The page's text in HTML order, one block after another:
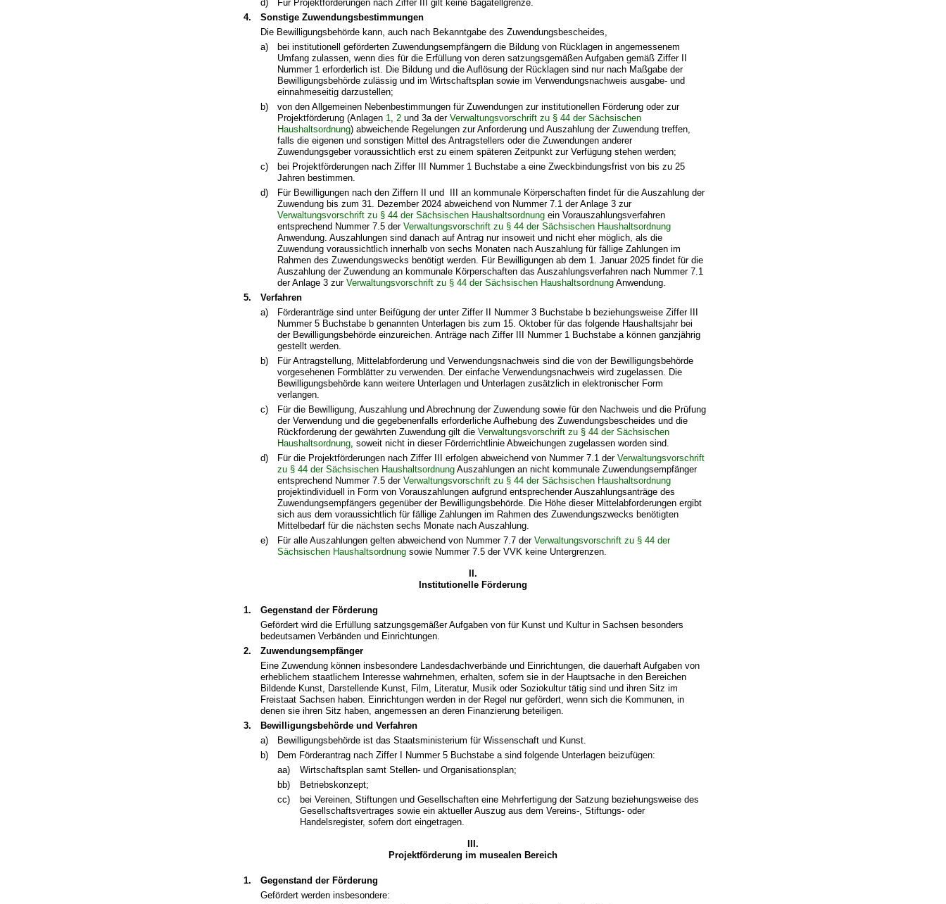
d)
Für Projektförderungen nach Ziffer III gilt keine Bagatellgrenze.
4.
Sonstige Zuwendungsbestimmungen
Die Bewilligungsbehörde kann, auch nach Bekanntgabe des Zuwendungsbescheides,
a)
bei institutionell geförderten Zuwendungsempfängern die Bildung von Rücklagen in angemessenem
Umfang zulassen, wenn dies für die Erfüllung von deren satzungsgemäßen Aufgaben gemäß Ziffer II
Nummer 1 erforderlich ist. Die Bildung und die Auflösung der Rücklagen sind nur nach Maßgabe der
Bewilligungsbehörde zulässig und im Wirtschaftsplan sowie im Verwendungsnachweis ausgabe- und
einnahmeseitig darzustellen;
b)
von den Allgemeinen Nebenbestimmungen für Zuwendungen zur institutionellen Förderung oder zur
Projektförderung (Anlagen 1,2 und 3a derVerwaltungsvorschrift zu § 44 der Sächsischen
Haushaltsordnung) abweichende Regelungen zur Anforderung und Auszahlung der Zuwendung treffen,
falls die eigenen und sonstigen Mittel des Antragstellers oder die Zuwendungen anderer
Zuwendungsgeber voraussichtlich erst zu einem späteren Zeitpunkt zur Verfügung stehen werden;
c)
bei Projektförderungen nach Ziffer III Nummer 1 Buchstabe a eine Zweckbindungsfrist von bis zu 25
Jahren bestimmen.
d)
Für Bewilligungen nach den Ziffern II und III an kommunale Körperschaften findet für die Auszahlung der
Zuwendung bis zum 31. Dezember 2024 abweichend von Nummer 7.1 der Anlage 3 zur
Verwaltungsvorschrift zu § 44 der Sächsischen Haushaltsordnung ein Vorauszahlungsverfahren
entsprechend Nummer 7.5 derVerwaltungsvorschrift zu § 44 der Sächsischen Haushaltsordnung
Anwendung. Auszahlungen sind danach auf Antrag nur insoweit und nicht eher möglich, als die
Zuwendung voraussichtlich innerhalb von sechs Monaten nach Auszahlung für fällige Zahlungen im
Rahmen des Zuwendungswecks benötigt werden. Für Bewilligungen ab dem 1. Januar 2025 findet für die
Auszahlung der Zuwendung an kommunale Körperschaften das Auszahlungsverfahren nach Nummer 7.1
der Anlage 3 zurVerwaltungsvorschrift zu § 44 der Sächsischen Haushaltsordnung Anwendung.
5.
Verfahren
a)
Förderanträge sind unter Beifügung der unter Ziffer II Nummer 3 Buchstabe b beziehungsweise Ziffer III
Nummer 5 Buchstabe b genannten Unterlagen bis zum 15. Oktober für das folgende Haushaltsjahr bei
der Bewilligungsbehörde einzureichen. Anträge nach Ziffer III Nummer 1 Buchstabe a können ganzjährig
gestellt werden.
b)
Für Antragstellung, Mittelabforderung und Verwendungsnachweis sind die von der Bewilligungsbehörde
vorgesehenen Formblätter zu verwenden. Der einfache Verwendungsnachweis wird zugelassen. Die
Bewilligungsbehörde kann weitere Unterlagen und Unterlagen zusätzlich in elektronischer Form
verlangen.
c)
Für die Bewilligung, Auszahlung und Abrechnung der Zuwendung sowie für den Nachweis und die Prüfung
der Verwendung und die gegebenenfalls erforderliche Aufhebung des Zuwendungsbescheides und die
Rückforderung der gewährten Zuwendung gilt dieVerwaltungsvorschrift zu § 44 der Sächsischen
Haushaltsordnung, soweit nicht in dieser Förderrichtlinie Abweichungen zugelassen worden sind.
d)
Für die Projektförderungen nach Ziffer III erfolgen abweichend von Nummer 7.1 derVerwaltungsvorschrift
zu § 44 der Sächsischen Haushaltsordnung Auszahlungen an nicht kommunale Zuwendungsempfänger
entsprechend Nummer 7.5 derVerwaltungsvorschrift zu § 44 der Sächsischen Haushaltsordnung
projektindividuell in Form von Vorauszahlungen aufgrund entsprechender Auszahlungsanträge des
Zuwendungsempfängers gegenüber der Bewilligungsbehörde. Die Höhe dieser Mittelabforderungen ergibt
sich aus dem voraussichtlich für fällige Zahlungen im Rahmen des Zuwendungszwecks benötigten
Mittelbedarf für die nächsten sechs Monate nach Auszahlung.
e)
Für alle Auszahlungen gelten abweichend von Nummer 7.7 derVerwaltungsvorschrift zu § 44 der
Sächsischen Haushaltsordnung sowie Nummer 7.5 der VVK keine Untergrenzen.
II.
Institutionelle Förderung
1.
Gegenstand der Förderung
Gefördert wird die Erfüllung satzungsgemäßer Aufgaben von für Kunst und Kultur in Sachsen besonders
bedeutsamen Verbänden und Einrichtungen.
2.
Zuwendungsempfänger
Eine Zuwendung können insbesondere Landesdachverbände und Einrichtungen, die dauerhaft Aufgaben von
erheblichem staatlichem Interesse wahrnehmen, erhalten, sofern sie in der Hauptsache in den Bereichen
Bildende Kunst, Darstellende Kunst, Film, Literatur, Musik oder Soziokultur tätig sind und ihren Sitz im
Freistaat Sachsen haben. Einrichtungen werden in der Regel nur gefördert, wenn sich die Kommunen, in
denen sie ihren Sitz haben, angemessen an deren Finanzierung beteiligen.
3.
Bewilligungsbehörde und Verfahren
a)
Bewilligungsbehörde ist das Staatsministerium für Wissenschaft und Kunst.
b)
Dem Förderantrag nach Ziffer I Nummer 5 Buchstabe a sind folgende Unterlagen beizufügen:
aa)
Wirtschaftsplan samt Stellen- und Organisa­tionsplan;
bb)
Betriebskonzept;
cc)
bei Vereinen, Stiftungen und Gesellschaften eine Mehrfertigung der Satzung beziehungsweise des
Gesellschaftsvertrages sowie ein aktueller Auszug aus dem Vereins-, Stiftungs- oder
Handelsregister, sofern dort eingetragen.
III.
Projektförderung im musealen Bereich
1.
Gegenstand der Förderung
Gefördert werden insbesondere: